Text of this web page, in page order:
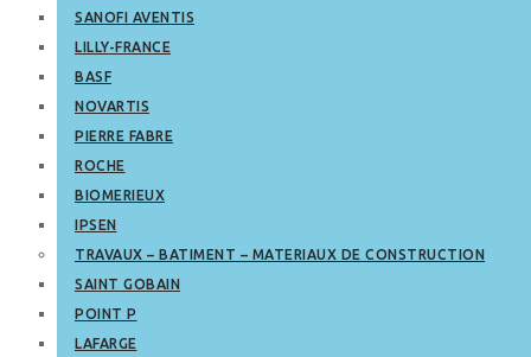
SANOFI AVENTIS
LILLY-FRANCE
BASF
NOVARTIS
PIERRE FABRE
ROCHE
BIOMERIEUX
IPSEN
TRAVAUX – BATIMENT – MATERIAUX DE CONSTRUCTION
SAINT GOBAIN
POINT P
LAFARGE